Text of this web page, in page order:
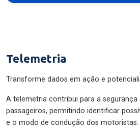
Telemetria
Transforme dados em ação e
A telemetria contribui para a
passageiros, permitindo identificar
e o modo de condução dos